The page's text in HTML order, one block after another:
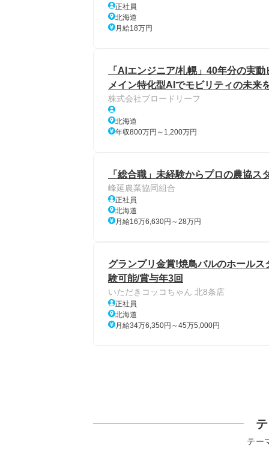
正社員
北海道
月給18万円
「AIエンジニア/札幌」40年分の実
メイン特化型AIでモビリティの未来
株式会社ブロードリーフ
北海道
年収800万円～1,200万円
「総合職」未経験からプロの農協ス
峰延農業協同組合
正社員
北海道
月給16万6,630円～28万円
グランプリ金賞!焼鳥バルのホール
験可能/賞与年3回
いただきコッコちゃん 北8条店
正社員
北海道
月給34万6,350円～45万5,000円
テー